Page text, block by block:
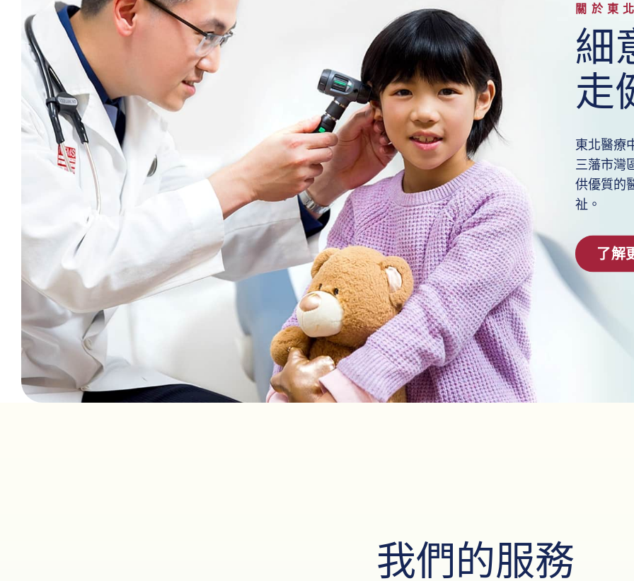
關於東
細
走
東北醫療
三藩市灣
供優質的
祉。
了解
我們的服務